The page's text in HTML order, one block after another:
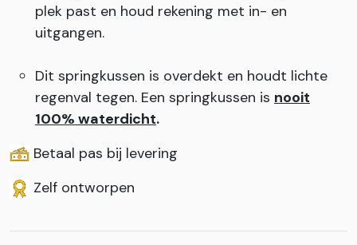
plek past en houd rekening met in- en
uitgangen.
Dit springkussen is overdekt en houdt lichte
regenval tegen. Een springkussen is nooit
100% waterdicht.
Betaal pas bij levering
Zelf ontworpen